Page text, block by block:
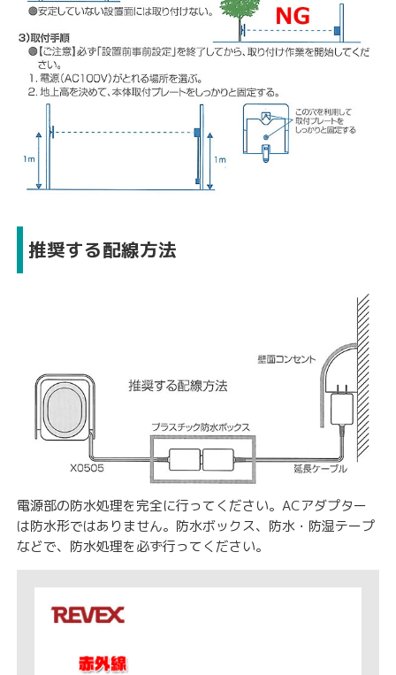
推奨する配線方法
電源部の防水処理を完全に行ってください。ACアダプター
は防水形ではありません。防水ボックス、防水・防湿テープ
などで、防水処理を必ず行ってください。